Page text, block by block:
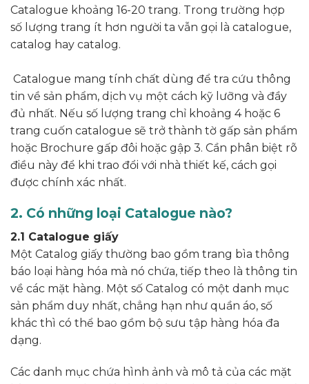
Catalogue khoảng 16-20 trang. Trong trường hợp
số lượng trang ít hơn người ta vẫn gọi là catalogue,
catalog hay catalog.
Catalogue mang tính chất dùng để tra cứu thông
tin về sản phẩm, dịch vụ một cách kỹ lưỡng và đầy
đủ nhất. Nếu số lượng trang chỉ khoảng 4 hoặc 6
trang cuốn catalogue sẽ trở thành tờ gấp sản phẩm
hoặc Brochure gấp đôi hoặc gập 3. Cần phân biệt rõ
điều này để khi trao đổi với nhà thiết kế, cách gọi
được chính xác nhất.
2. Có những loại Catalogue nào?
2.1 Catalogue giấy
Một Catalog giấy thường bao gồm trang bìa thông
báo loại hàng hóa mà nó chứa, tiếp theo là thông tin
về các mặt hàng. Một số Catalog có một danh mục
sản phẩm duy nhất, chẳng hạn như quần áo, số
khác thì có thể bao gồm bộ sưu tập hàng hóa đa
dạng.
Các danh mục chứa hình ảnh và mô tả của các mặt